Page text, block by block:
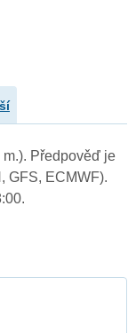
Předpověď je
GFS, ECMWF).